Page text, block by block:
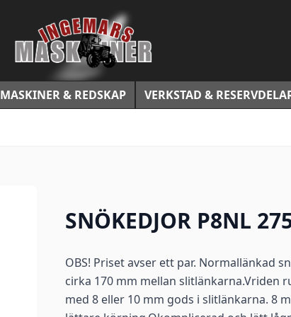
MASKINER & REDSKAP VERKSTAD &
SNÖKEDJOR P8NL
OBS! Priset avser ett par. Normallänkad
cirka 170 mm mellan slitlänkarna.Vriden
med 8 eller 10 mm gods i slitlänkarna. 8